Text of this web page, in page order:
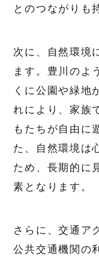
とのつながりも
次に、自然環境
ます。豊川のよ
くに公園や緑地
れにより、家族
もたちが自由に
た、自然環境は
ため、長期的に
素となります。
さらに、交通ア
公共交通機関の